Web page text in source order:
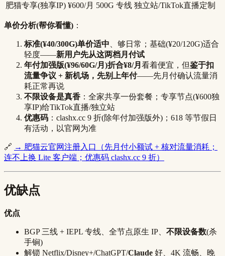
肥猫专享(独享IP) ¥600/月 500G 专线 独立站/TikTok直播定制
单价分析(帮你看懂) ：
标准(¥40/300G)单价适中 、够日常；基础(¥20/120G)适合
轻度——新用户先从这两档月付试
年付加强版(¥96/60G/月)折合¥8/月 看着便宜，但鉴于扣
流量争议 + 新机场，先别上年付——先月付确认流量消
耗正常再说
不限设备是真香 ：全家共享一份套餐；专享节点(¥600独
享IP)给TikTok直播/独立站
优惠码 ：clashx.cc 9 折(除年付加强版外)；618 等节假日
有活动，以官网为准
🔗 → 肥猫云官网注册入口（先月付小额试 + 核对流量消耗；
连不上换 Lite 客户端；优惠码 clashx.cc 9 折）
优缺点
优点
BGP 三线 + IEPL 专线、全节点原生 IP、 不限设备数(杀
手锏)
解锁 Netflix/Disney+/ChatGPT/Claude 好、4K 流畅、晚